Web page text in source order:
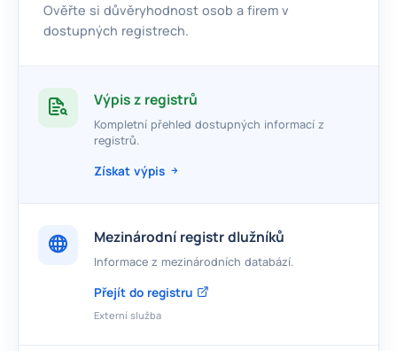
Ověřte si důvěryhodnost osob a firem v
dostupných registrech.
Výpis z registrů
Kompletní přehled dostupných informací z
registrů.
Získat výpis
Mezinárodní registr dlužníků
Informace z mezinárodních databází.
Přejít do registru
Externí služba